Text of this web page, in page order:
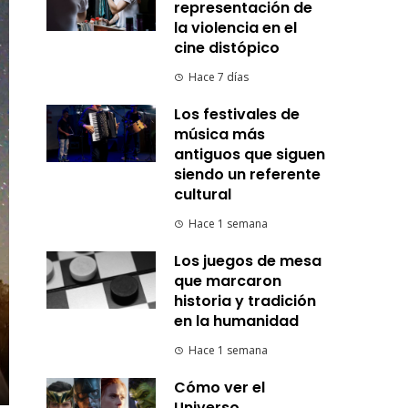
representación de
la violencia en el
cine distópico
Hace 7 días
Los festivales de
música más
antiguos que siguen
siendo un referente
cultural
Hace 1 semana
Los juegos de mesa
que marcaron
historia y tradición
en la humanidad
Hace 1 semana
Cómo ver el